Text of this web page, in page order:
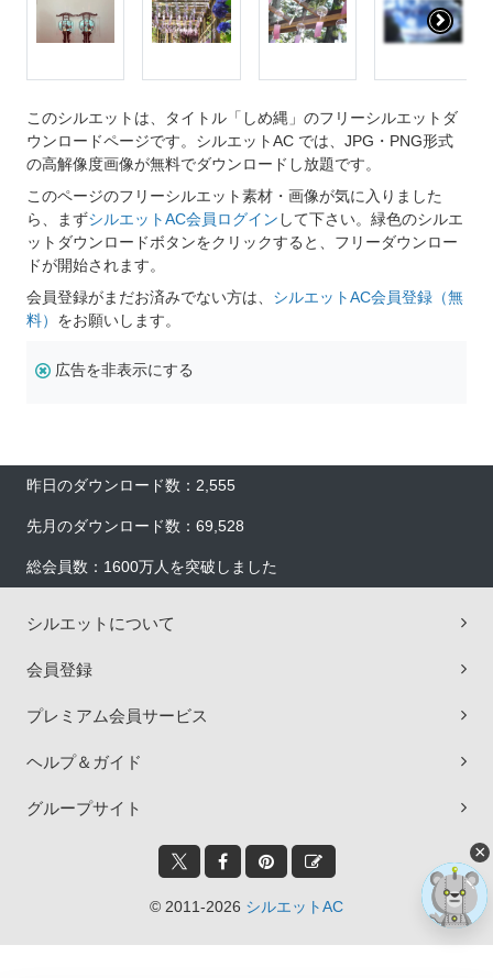
このシルエットは、タイトル「しめ縄」のフリーシルエットダ
ウンロードページです。シルエットAC では、JPG・PNG形式
の高解像度画像が無料でダウンロードし放題です。
このページのフリーシルエット素材・画像が気に入りました
ら、まずシルエットAC会員ログイン して下さい。緑色のシルエ
ットダウンロードボタンをクリックすると、フリーダウンロー
ドが開始されます。
会員登録がまだお済みでない方は、 シルエットAC会員登録（無
料） をお願いします。
広告を非表示にする
昨日のダウンロード数：2,555
先月のダウンロード数：69,528
総会員数：1600万人を突破しました
シルエットについて
会員登録
プレミアム会員サービス
ヘルプ＆ガイド
グループサイト
© 2011-2026 シルエットAC
×